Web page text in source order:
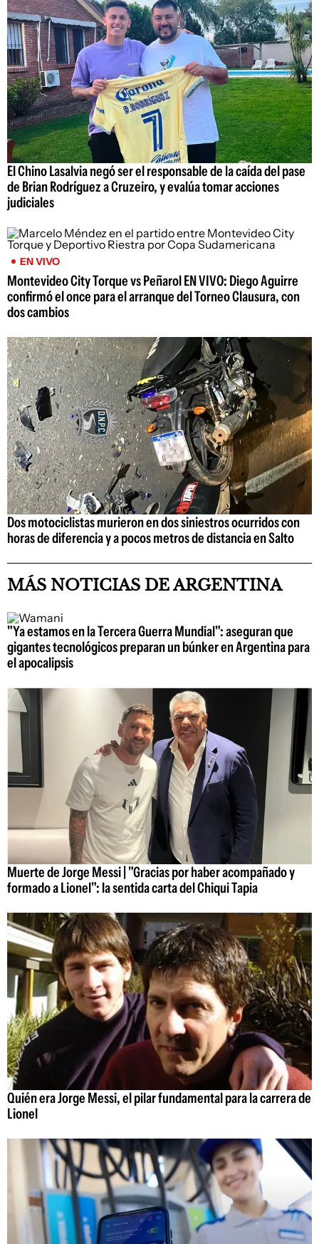
El Chino Lasalvia negó ser el responsable de la caída del pase
de Brian Rodríguez a Cruzeiro, y evalúa tomar acciones
judiciales
EN VIVO
Montevideo City Torque vs Peñarol EN VIVO: Diego Aguirre
confirmó el once para el arranque del Torneo Clausura, con
dos cambios
Dos motociclistas murieron en dos siniestros ocurridos con
horas de diferencia y a pocos metros de distancia en Salto
MÁS NOTICIAS DE ARGENTINA
"Ya estamos en la Tercera Guerra Mundial": aseguran que
gigantes tecnológicos preparan un búnker en Argentina para
el apocalipsis
Muerte de Jorge Messi | "Gracias por haber acompañado y
formado a Lionel": la sentida carta del Chiqui Tapia
Quién era Jorge Messi, el pilar fundamental para la carrera de
Lionel